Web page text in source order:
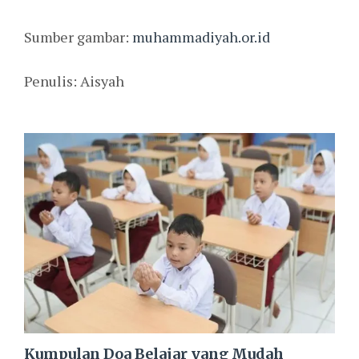
Sumber gambar: muhammadiyah.or.id
Penulis: Aisyah
Kumpulan Doa Belajar yang Mudah